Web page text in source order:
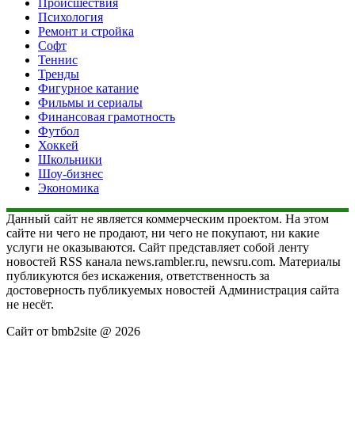
Психология
Ремонт и стройка
Софт
Теннис
Тренды
Фигурное катание
Фильмы и сериалы
Финансовая грамотность
Футбол
Хоккей
Школьники
Шоу-бизнес
Экономика
Данный сайт не является коммерческим проектом. На этом
сайте ни чего не продают, ни чего не покупают, ни какие
услуги не оказываются. Сайт представляет собой ленту
новостей RSS канала news.rambler.ru, newsru.com. Материалы
публикуются без искажения, ответственность за
достоверность публикуемых новостей Администрация сайта
не несёт.
Сайт от bmb2site @ 2026